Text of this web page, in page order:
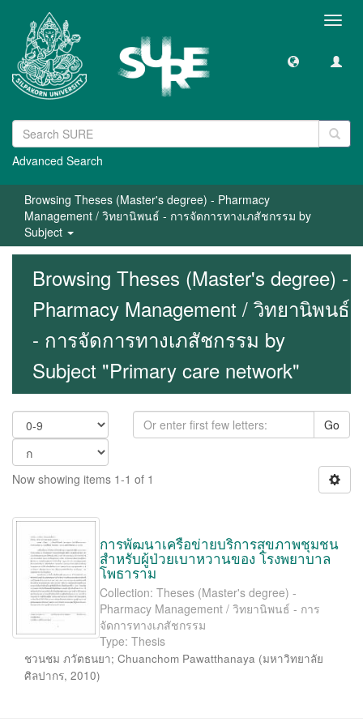
Advanced Search
Browsing Theses (Master's degree) - Pharmacy
Management / วิทยานิพนธ์ - การจัดการทางเภสัชกรรม by
Subject
Browsing Theses (Master's degree) -
Pharmacy Management / วิทยานิพนธ์
- การจัดการทางเภสัชกรรม by
Subject "Primary care network"
Go
Now showing items 1-1 of 1
การพัฒนาเครือข่ายบริการสุขภาพชุมชน
สำหรับผู้ป่วยเบาหวานของ โรงพยาบาล
โพธาราม
Collection: Theses (Master's degree) -
Pharmacy Management / วิทยานิพนธ์ - การ
จัดการทางเภสัชกรรม
Type: Thesis
ชวนชม ภวัตธนยา; Chuanchom Pawatthanaya (มหาวิทยาลัย
ศิลปากร, 2010)